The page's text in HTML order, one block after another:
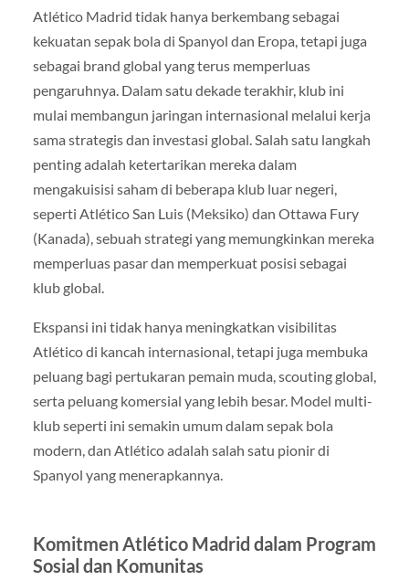
Atlético Madrid tidak hanya berkembang sebagai
kekuatan sepak bola di Spanyol dan Eropa, tetapi juga
sebagai brand global yang terus memperluas
pengaruhnya. Dalam satu dekade terakhir, klub ini
mulai membangun jaringan internasional melalui kerja
sama strategis dan investasi global. Salah satu langkah
penting adalah ketertarikan mereka dalam
mengakuisisi saham di beberapa klub luar negeri,
seperti Atlético San Luis (Meksiko) dan Ottawa Fury
(Kanada), sebuah strategi yang memungkinkan mereka
memperluas pasar dan memperkuat posisi sebagai
klub global.
Ekspansi ini tidak hanya meningkatkan visibilitas
Atlético di kancah internasional, tetapi juga membuka
peluang bagi pertukaran pemain muda, scouting global,
serta peluang komersial yang lebih besar. Model multi-
klub seperti ini semakin umum dalam sepak bola
modern, dan Atlético adalah salah satu pionir di
Spanyol yang menerapkannya.
Komitmen Atlético Madrid dalam Program
Sosial dan Komunitas